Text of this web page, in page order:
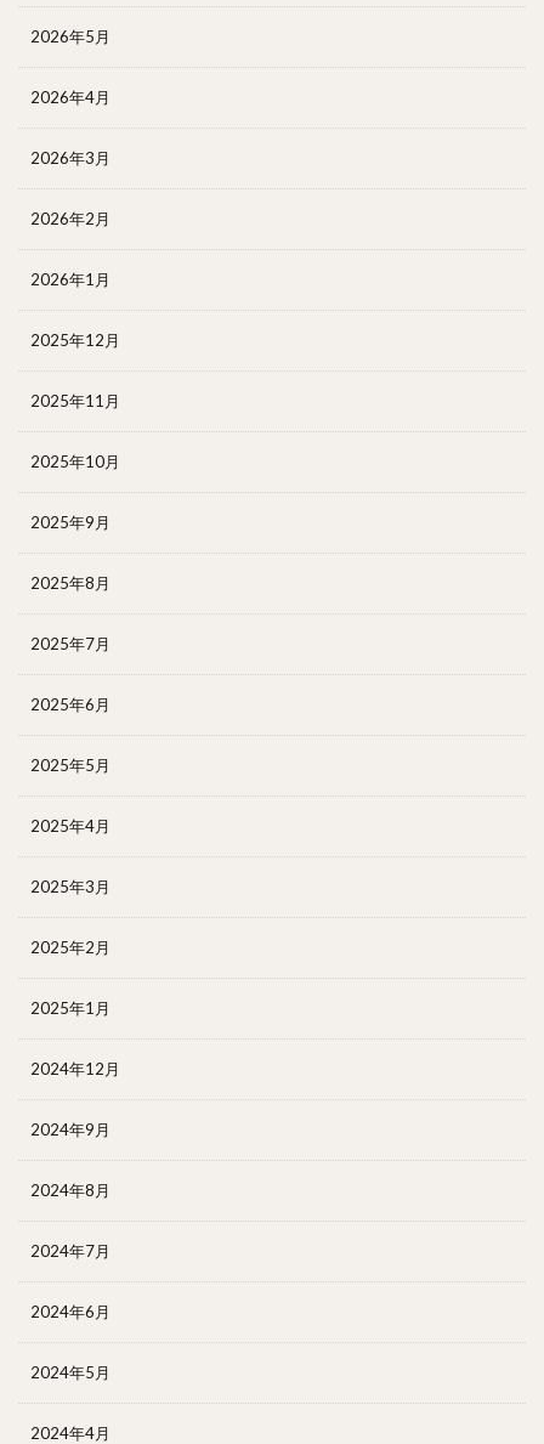
2026年5月
2026年4月
2026年3月
2026年2月
2026年1月
2025年12月
2025年11月
2025年10月
2025年9月
2025年8月
2025年7月
2025年6月
2025年5月
2025年4月
2025年3月
2025年2月
2025年1月
2024年12月
2024年9月
2024年8月
2024年7月
2024年6月
2024年5月
2024年4月